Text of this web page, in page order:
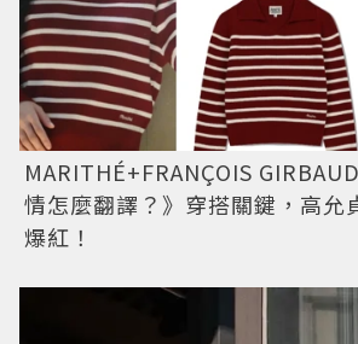
MARITHÉ+FRANÇOIS
情怎麼翻譯？》穿搭關鍵，高允
爆紅！